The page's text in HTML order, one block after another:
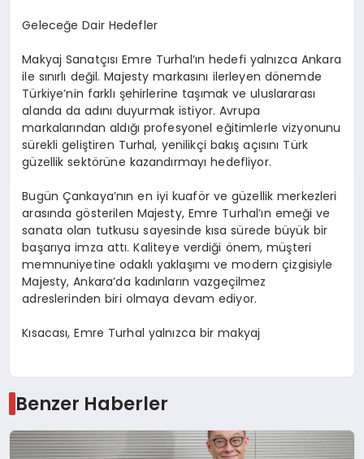
Geleceğe Dair Hedefler
Makyaj Sanatçısı Emre Turhal’ın hedefi yalnızca Ankara
ile sınırlı değil. Majesty markasını ilerleyen dönemde
Türkiye’nin farklı şehirlerine taşımak ve uluslararası
alanda da adını duyurmak istiyor. Avrupa
markalarından aldığı profesyonel eğitimlerle vizyonunu
sürekli geliştiren Turhal, yenilikçi bakış açısını Türk
güzellik sektörüne kazandırmayı hedefliyor.
Bugün Çankaya’nın en iyi kuaför ve güzellik merkezleri
arasında gösterilen Majesty, Emre Turhal’ın emeği ve
sanata olan tutkusu sayesinde kısa sürede büyük bir
başarıya imza attı. Kaliteye verdiği önem, müşteri
memnuniyetine odaklı yaklaşımı ve modern çizgisiyle
Majesty, Ankara’da kadınların vazgeçilmez
adreslerinden biri olmaya devam ediyor.
Kısacası, Emre Turhal yalnızca bir makyaj
Benzer Haberler